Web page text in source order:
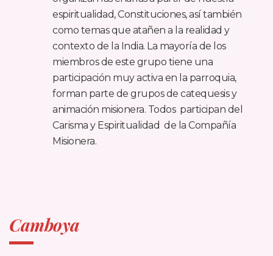
espiritualidad, Constituciones, así también
como temas que atañen a la realidad y
contexto de la India. La mayoría de los
miembros de este grupo tiene una
participación muy activa en la parroquia,
forman parte de grupos de catequesis y
animación misionera. Todos participan del
Carisma y Espiritualidad de la Compañía
Misionera.
Camboya